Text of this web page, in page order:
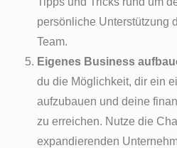
persönliche Unterstützung
Team.
Eigenes Business
du die Möglichkeit, dir ein
aufzubauen und deine
zu erreichen. Nutze die
expandierenden